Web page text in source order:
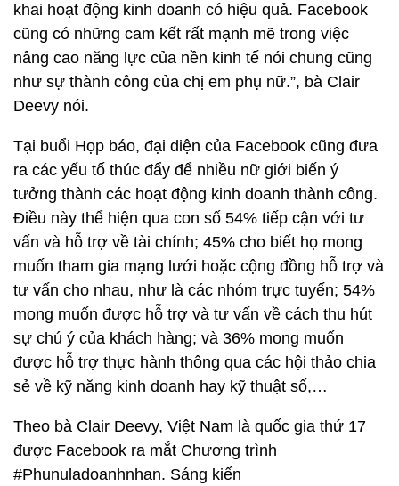
khai hoạt động kinh doanh có hiệu quả. Facebook
cũng có những cam kết rất mạnh mẽ trong việc
nâng cao năng lực của nền kinh tế nói chung cũng
như sự thành công của chị em phụ nữ.”, bà Clair
Deevy nói.
Tại buổi Họp báo, đại diện của Facebook cũng đưa
ra các yếu tố thúc đẩy để nhiều nữ giới biến ý
tưởng thành các hoạt động kinh doanh thành công.
Điều này thể hiện qua con số 54% tiếp cận với tư
vấn và hỗ trợ về tài chính; 45% cho biết họ mong
muốn tham gia mạng lưới hoặc cộng đồng hỗ trợ và
tư vấn cho nhau, như là các nhóm trực tuyến; 54%
mong muốn được hỗ trợ và tư vấn về cách thu hút
sự chú ý của khách hàng; và 36% mong muốn
được hỗ trợ thực hành thông qua các hội thảo chia
sẻ về kỹ năng kinh doanh hay kỹ thuật số,…
Theo bà Clair Deevy, Việt Nam là quốc gia thứ 17
được Facebook ra mắt Chương trình
#Phunuladoanhnhan. Sáng kiến